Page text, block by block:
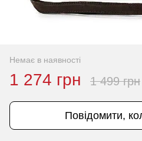
Немає в наявності
1 274 грн 1 499 грн
Повідомити,